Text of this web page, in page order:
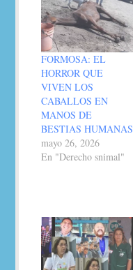
FORMOSA: EL
HORROR QUE
VIVEN LOS
CABALLOS EN
MANOS DE
BESTIAS HUMANAS
mayo 26, 2026
En "Derecho snimal"